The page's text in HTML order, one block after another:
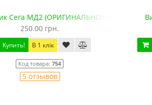
Сега МД2 (ОРИГИНАЛЬНОЕ качество,
250.00 грн.
Купить! В 1 клік
Код товара: 754
5 отзывов